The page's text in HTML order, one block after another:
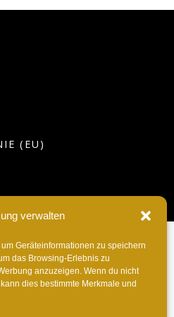
verwalten
Geräteinformationen zu speichern
das Browsing-Erlebnis zu
anzuzeigen. Wenn du nicht
dies bestimmte Merkmale und
(EU)